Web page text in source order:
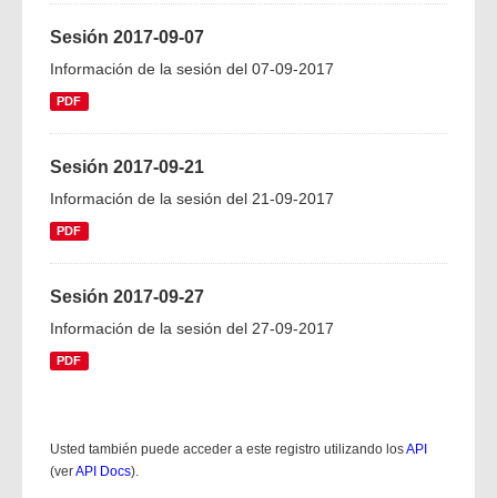
Sesión 2017-09-07
Información de la sesión del 07-09-2017
PDF
Sesión 2017-09-21
Información de la sesión del 21-09-2017
PDF
Sesión 2017-09-27
Información de la sesión del 27-09-2017
PDF
Usted también puede acceder a este registro utilizando losAPI
(verAPI Docs).